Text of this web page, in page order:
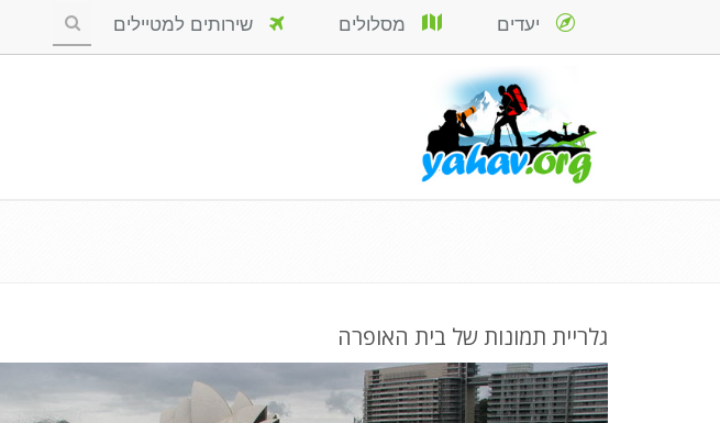
יעדים מסלולים שירותים למטיילים
גלריית תמונות של בית האופרה